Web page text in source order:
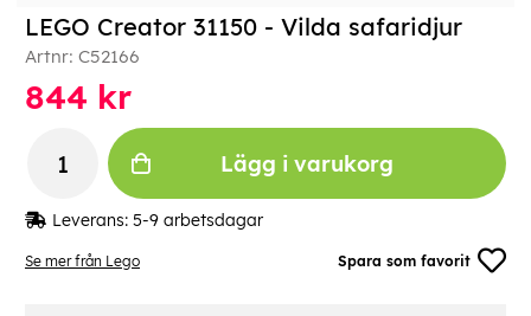
Se mer från Lego Spara som favorit
LEGO Creator 31150 - Vilda safaridjur
Artnr: C52166
844 kr
Lägg i varukorg
Leverans: 5-9 arbetsdagar